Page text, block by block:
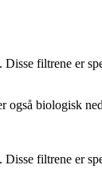
filtrene er
også biologisk
filtrene er